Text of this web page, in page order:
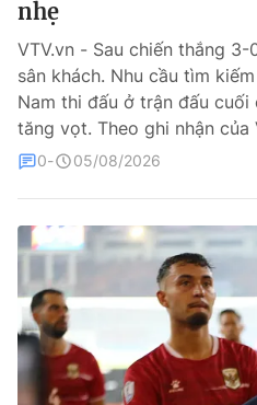
Bóng đá
Thể thao Điện tử
Các môn khác
VIDEO
Bên lề
nhẹ
VTV.vn - Sau chiến thắng
sân khách. Nhu cầu tìm
Nam thi đấu ở trận đấu
tăng vọt. Theo ghi nhận của
0 05/08/2026